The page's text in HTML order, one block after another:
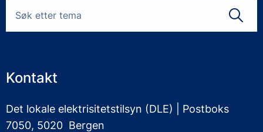
Kontakt
Det lokale elektrisitetstilsyn (DLE) | Postboks
7050, 5020 Bergen